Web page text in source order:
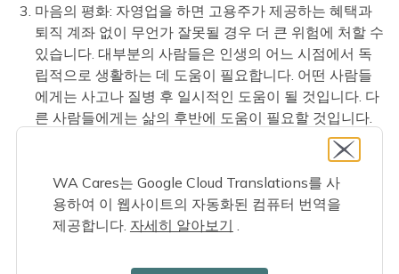
마음의 평화: 자영업을 하면 고용주가 제공하는 혜택과
퇴직 계좌 없이 무언가 잘못될 경우 더 큰 위험에 처할 수
있습니다. 대부분의 사람들은 인생의 어느 시점에서 독
립적으로 생활하는 데 도움이 필요합니다. 어떤 사람들
에게는 사고나 질병 후 일시적인 도움이 될 것입니다. 다
른 사람들에게는 삶의 후반에 도움이 필요할 것입니다.
충족하고 치료가 필요한 경우 최
대 36,500달러의 장기 치료 혜택(인플레이션 조정 평생
혜택)을 받을 수 있습니다.
선택: 혜택을 어떻게, 어디서 사용할지 결정하세요. WA
Cares Fund는 귀하의 케어 요구 사항을 가장 잘 충족하
을 제공합니다. WA Cares는 가능한 한 오랫동안 집에서
WA Cares는 Google Cloud Translations를 사
용하여 이 웹사이트의 자동화된 컴퓨터 번역을
제공합니다. 자세히 알아보기 .